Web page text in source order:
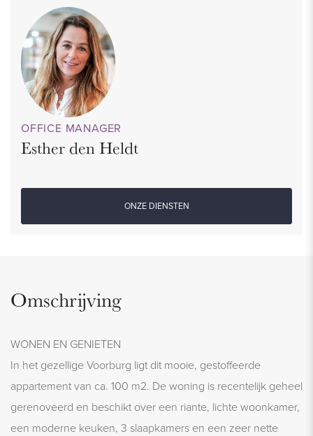
OFFICE MANAGER
Esther den Heldt
ONZE DIENSTEN
Omschrijving
WONEN EN GENIETEN
In het gezellige Voorburg ligt dit mooie, gestoffeerde
appartement van ca. 100 m2. De woning is recentelijk geheel
gerenoveerd en beschikt over een riante, lichte woonkamer,
een moderne keuken, 3 slaapkamers en een zeer nette